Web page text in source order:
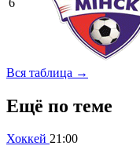
Вся таблица →
Ещё по теме
Хоккей 21:00